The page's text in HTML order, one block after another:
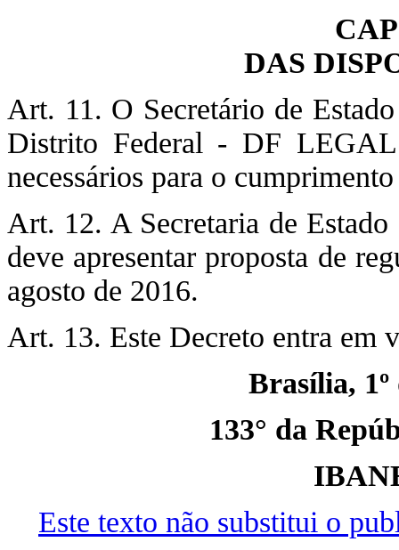
DAS
Art. 11. O Secretário de
Distrito Federal - DF LEGAL
necessários para o
Art. 12. A Secretaria de
deve apresentar proposta de
agosto de 2016.
Art. 13. Este Decreto entra em
Brasília, 1º
133° da
Este texto não substitui o